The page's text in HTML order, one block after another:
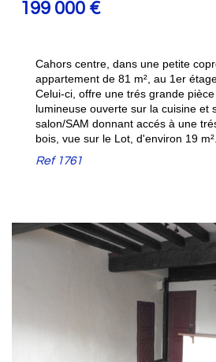
199 000 €
Cahors centre, dans une petite
appartement de 81 m², au 1er
Celui-ci, offre une trés grande
lumineuse ouverte sur la cuisine et
salon/SAM donnant accés à une
bois, vue sur le Lot, d'environ 19
Ref1761